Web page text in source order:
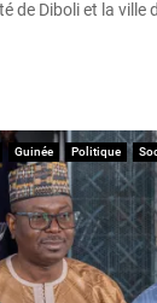
de Diboli et la ville
Guinée Politique